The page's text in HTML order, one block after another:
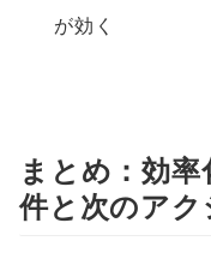
が効く
まとめ：効
件と次のアク